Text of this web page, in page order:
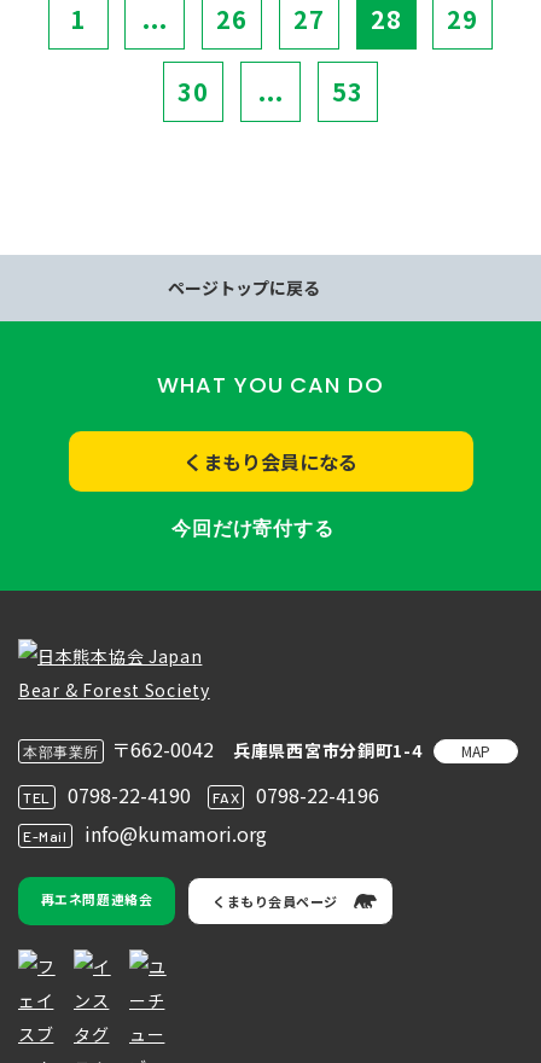
1 ... 26 27 28 29
30 ... 53
ページトップに戻る
WHAT YOU CAN DO
くまもり会員になる
今回だけ寄付する
本部事業所 〒662-0042 兵庫県西宮市分銅町1-4 MAP
TEL 0798-22-4190 FAX 0798-22-4196
E-Mail info@kumamori.org
再エネ問題連絡会 くまもり会員ページ